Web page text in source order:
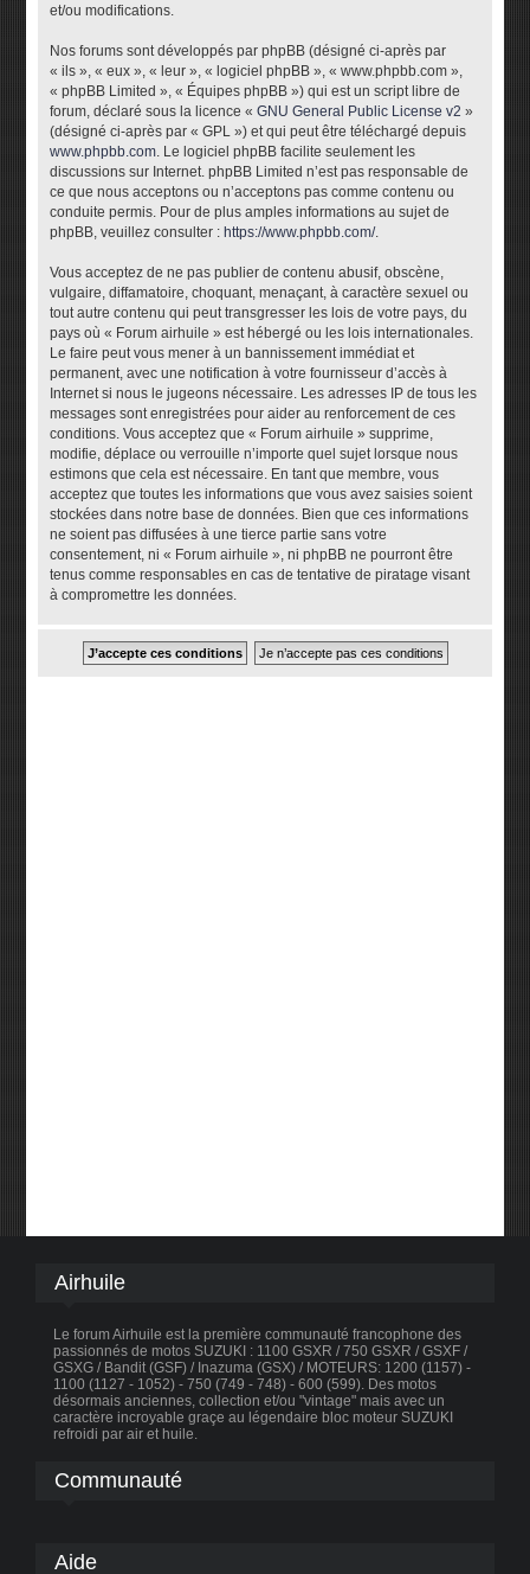
et/ou modifications.
Nos forums sont développés par phpBB (désigné ci-après par
« ils », « eux », « leur », « logiciel phpBB », « www.phpbb.com »,
« phpBB Limited », « Équipes phpBB ») qui est un script libre de
forum, déclaré sous la licence «GNU General Public License v2 »
(désigné ci-après par « GPL ») et qui peut être téléchargé depuis
www.phpbb.com. Le logiciel phpBB facilite seulement les
discussions sur Internet. phpBB Limited n’est pas responsable de
ce que nous acceptons ou n’acceptons pas comme contenu ou
conduite permis. Pour de plus amples informations au sujet de
phpBB, veuillez consulter : https://www.phpbb.com/.
Vous acceptez de ne pas publier de contenu abusif, obscène,
vulgaire, diffamatoire, choquant, menaçant, à caractère sexuel ou
tout autre contenu qui peut transgresser les lois de votre pays, du
pays où « Forum airhuile » est hébergé ou les lois internationales.
Le faire peut vous mener à un bannissement immédiat et
permanent, avec une notification à votre fournisseur d’accès à
Internet si nous le jugeons nécessaire. Les adresses IP de tous les
messages sont enregistrées pour aider au renforcement de ces
conditions. Vous acceptez que « Forum airhuile » supprime,
modifie, déplace ou verrouille n’importe quel sujet lorsque nous
estimons que cela est nécessaire. En tant que membre, vous
acceptez que toutes les informations que vous avez saisies soient
stockées dans notre base de données. Bien que ces informations
ne soient pas diffusées à une tierce partie sans votre
consentement, ni « Forum airhuile », ni phpBB ne pourront être
tenus comme responsables en cas de tentative de piratage visant
à compromettre les données.
Airhuile
Le forum Airhuile est la première communauté francophone des
passionnés de motos SUZUKI : 1100 GSXR / 750 GSXR / GSXF /
GSXG / Bandit (GSF) / Inazuma (GSX) / MOTEURS: 1200 (1157) -
1100 (1127 - 1052) - 750 (749 - 748) - 600 (599). Des motos
désormais anciennes, collection et/ou "vintage" mais avec un
caractère incroyable graçe au légendaire bloc moteur SUZUKI
refroidi par air et huile.
Communauté
Aide